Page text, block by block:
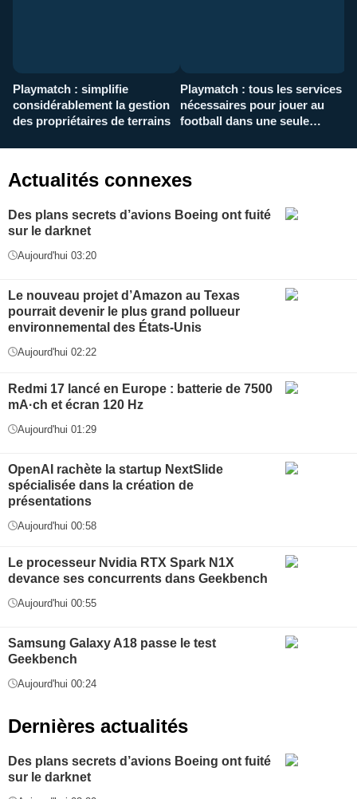
Playmatch : simplifie
considérablement la gestion
des propriétaires de terrains
Playmatch : tous les services
nécessaires pour jouer au
football dans une seule
Actualités connexes
Des plans secrets d’avions Boeing ont fuité
sur le darknet
Aujourd'hui 03:20
Le nouveau projet d’Amazon au Texas
pourrait devenir le plus grand pollueur
environnemental des États-Unis
Aujourd'hui 02:22
Redmi 17 lancé en Europe : batterie de 7500
mA·ch et écran 120 Hz
Aujourd'hui 01:29
OpenAI rachète la startup NextSlide
spécialisée dans la création de
présentations
Aujourd'hui 00:58
Le processeur Nvidia RTX Spark N1X
devance ses concurrents dans Geekbench
Aujourd'hui 00:55
Samsung Galaxy A18 passe le test
Geekbench
Aujourd'hui 00:24
Dernières actualités
Des plans secrets d’avions Boeing ont fuité
sur le darknet